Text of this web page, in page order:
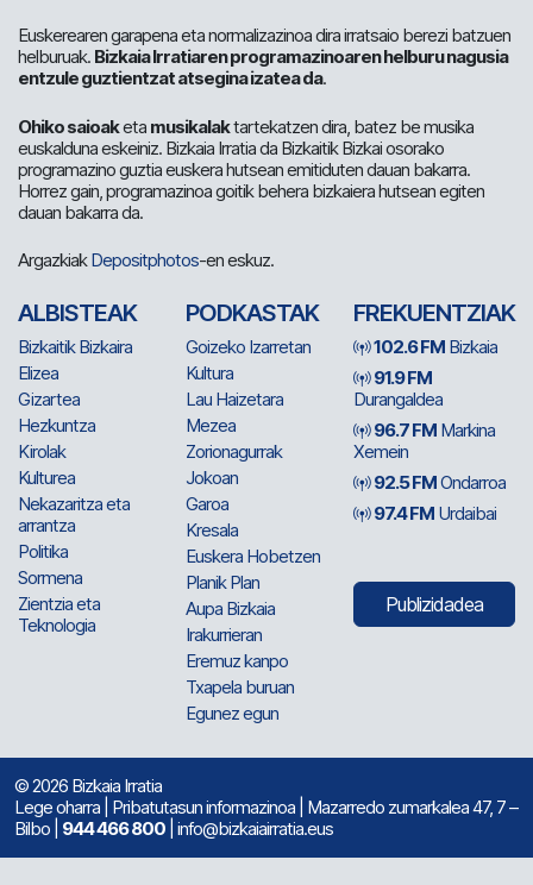
Euskerearen garapena eta normalizazinoa dira irratsaio berezi batzuen
helburuak. Bizkaia Irratiaren programazinoaren helburu nagusia
entzule guztientzat atsegina izatea da.
Ohiko saioaketa musikalaktartekatzen dira, batez be musika
euskalduna eskeiniz. Bizkaia Irratia da Bizkaitik Bizkai osorako
programazino guztia euskera hutsean emitiduten dauan bakarra.
Horrez gain, programazinoa goitik behera bizkaiera hutsean egiten
dauan bakarra da.
ArgazkiakDepositphotos-en eskuz.
ALBISTEAK
Bizkaitik Bizkaira
Elizea
Gizartea
Hezkuntza
Kirolak
Kulturea
Nekazaritza eta
arrantza
Politika
Sormena
Zientzia eta
Teknologia
PODKASTAK
Goizeko Izarretan
Kultura
Lau Haizetara
Mezea
Zorionagurrak
Jokoan
Garoa
Kresala
Euskera Hobetzen
Planik Plan
Aupa Bizkaia
Irakurrieran
Eremuz kanpo
Txapela buruan
Egunez egun
FREKUENTZIAK
102.6 FM Bizkaia
91.9 FM
Durangaldea
96.7 FM Markina
Xemein
92.5 FMOndarroa
97.4 FM Urdaibai
Publizidadea
© 2026 Bizkaia Irratia
Lege oharra Pribatutasun informazinoa | Mazarredo zumarkalea 47, 7 –
Bilbo | 944 466 800 | info@bizkaiairratia.eus